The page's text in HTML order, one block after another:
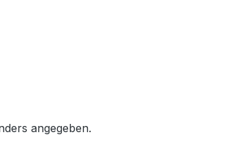
angegeben.